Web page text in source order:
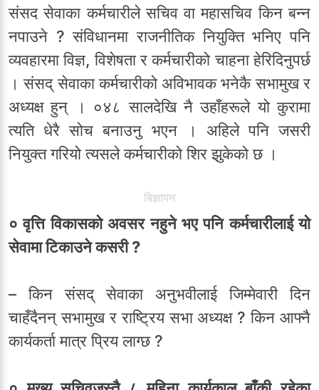
संसद सेवाका कर्मचारीले सचिव वा महासचिव किन बन्न
नपाउने ? संविधानमा राजनीतिक नियुक्ति भनिए पनि
व्यवहारमा विज्ञ, विशेषता र कर्मचारीको चाहना हेरिदिनुपर्छ
। संसद् सेवाका कर्मचारीको अविभावक भनेकै सभामुख र
अध्यक्ष हुन् । ०४८ सालदेखि नै उहाँहरूले यो कुरामा
त्यति धेरै सोच बनाउनु भएन । अहिले पनि जसरी
नियुक्त गरियो त्यसले कर्मचारीको शिर झुकेको छ ।
बिज्ञापन
० वृत्ति विकासको अवसर नहुने भए पनि कर्मचारीलाई यो
सेवामा टिकाउने कसरी ?
– किन संसद् सेवाका अनुभवीलाई जिम्मेवारी दिन
चाहँदैनन् सभामुख र राष्ट्रिय सभा अध्यक्ष ? किन आफ्नै
कार्यकर्ता मात्र प्रिय लाग्छ ?